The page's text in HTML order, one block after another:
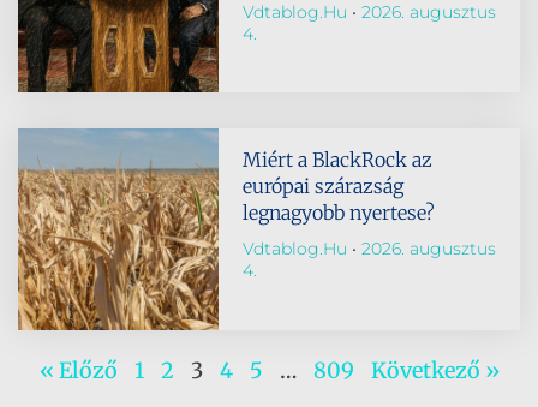
Vdtablog.hu
2026. augusztus
4.
Miért a BlackRock az
európai szárazság
legnagyobb nyertese?
Vdtablog.hu
2026. augusztus
4.
« Előző 1 2 3 4 5 … 809 Következő »